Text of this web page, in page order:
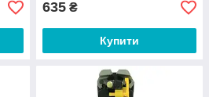
635 ₴
Купити